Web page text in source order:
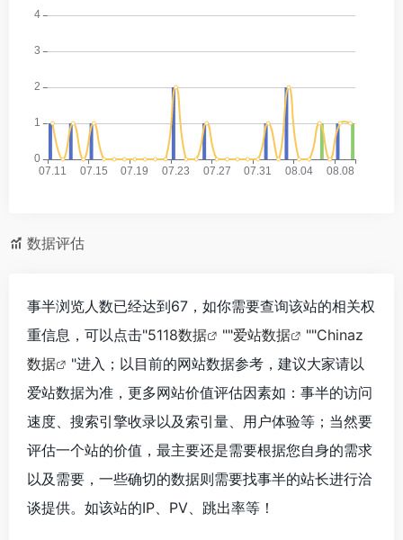
数据评估
事半浏览人数已经达到67，如你需要查询该站的相关权
重信息，可以点击"5118数据 ""爱站数据 ""Chinaz
数据
"进入；以目前的网站数据参考，建议大家请以
爱站数据为准，更多网站价值评估因素如：事半的访问
速度、搜索引擎收录以及索引量、用户体验等；当然要
评估一个站的价值，最主要还是需要根据您自身的需求
以及需要，一些确切的数据则需要找事半的站长进行洽
谈提供。如该站的IP、PV、跳出率等！